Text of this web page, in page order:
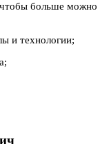
больше можно
и технологии;